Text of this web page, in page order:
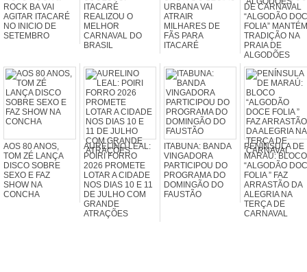
ROCK BA VAI
AGITAR ITACARÉ
NO INICIO DE
SETEMBRO
ITACARÉ
REALIZOU O
MELHOR
CARNAVAL DO
BRASIL
URBANA VAI
ATRAIR
MILHARES DE
FÃS PARA
ITACARÉ
DE CARNAVAL
“ALGODÃO
FOLIA”
TRADIÇÃO NA
PRAIA DE
ALGODÕES
AOS 80 ANOS,
TOM ZÉ LANÇA
DISCO SOBRE
SEXO E FAZ
SHOW NA
CONCHA
AURELINO LEAL:
POIRI FORRO
2026 PROMETE
LOTAR A CIDADE
NOS DIAS 10 E 11
DE JULHO COM
GRANDE
ATRAÇÕES
ITABUNA: BANDA
VINGADORA
PARTICIPOU DO
PROGRAMA DO
DOMINGÃO DO
FAUSTÃO
PENÍNSULA DE
MARAÚ: BLOCO
“ALGODÃO
FOLIA ” FAZ
ARRASTÃO DA
ALEGRIA NA
TERÇA DE
CARNAVAL